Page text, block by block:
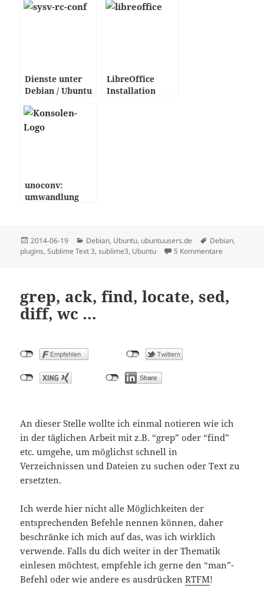
Dienste unter
Debian / Ubuntu
LibreOffice
Installation
unoconv:
umwandlung
OpenOffice
Posted
on
2014-06-19 Categories
Debian, Ubuntu, ubuntuusers.de Tags
Debian,
plugins,Sublime Text 3,sublime3, Ubuntu 5 Kommentare
grep, ack, find, locate, sed,
diff, wc …
An dieser Stelle wollte ich einmal notieren wie ich
in der täglichen Arbeit mit z.B. “grep” oder “find”
etc. umgehe, um möglichst schnell in
Verzeichnissen und Dateien zu suchen oder Text zu
ersetzten.
Ich werde hier nicht alle Möglichkeiten der
entsprechenden Befehle nennen können, daher
beschränke ich mich auf das, was ich wirklich
verwende. Falls du dich weiter in der Thematik
einlesen möchtest, empfehle ich gerne den “man”-
Befehl oder wie andere es ausdrückenRTFM!